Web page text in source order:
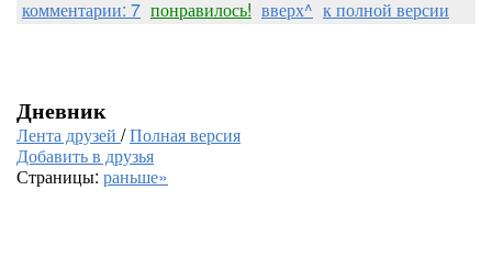
комментарии: 7 понравилось! вверх^ к полной версии
Дневник
Лента друзей /Полная версия
Добавить в друзья
Страницы: раньше»